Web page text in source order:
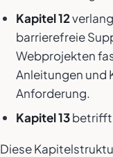
Kapitel 12
barrierefreie
Webprojekten
Anleitungen und
Anforderung.
Kapitel 13betrifft
Diese